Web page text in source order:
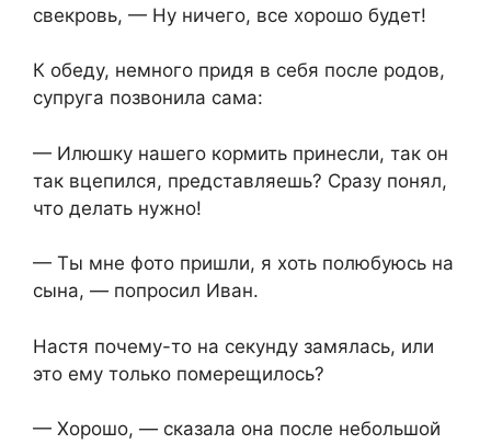
свекровь, — Ну ничего, все хорошо будет!
К обеду, немного придя в себя после родов,
супруга позвонила сама:
— Илюшку нашего кормить принесли, так он
так вцепился, представляешь? Сразу понял,
что делать нужно!
— Ты мне фото пришли, я хоть полюбуюсь на
сына, — попросил Иван.
Настя почему-то на секунду замялась, или
это ему только померещилось?
— Хорошо, — сказала она после небольшой